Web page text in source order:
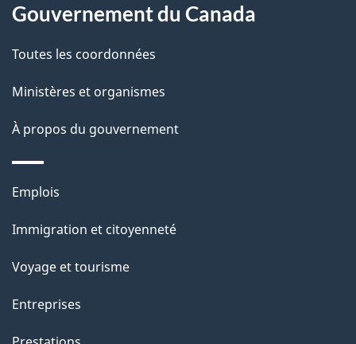
i
l
s
d
e
l
a
p
a
g
propos
de
ce
site
Gouvernement du Canada
Toutes les coordonnées
Ministères et organismes
À propos du gouvernement
Thèmes
sujets
Emplois
Immigration et citoyenneté
Voyage et tourisme
Entreprises